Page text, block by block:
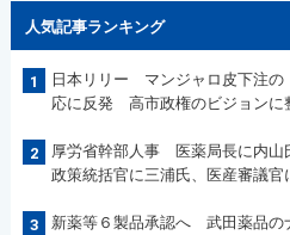
人気記事ランキング
1
日本リリー マンジャロ皮下注の
応に反発 高市政権のビジョンに
2
厚労省幹部人事 医薬局長に内
政策統括官に三浦氏、医産審議官
3
新薬等６製品承認へ 武田薬品の